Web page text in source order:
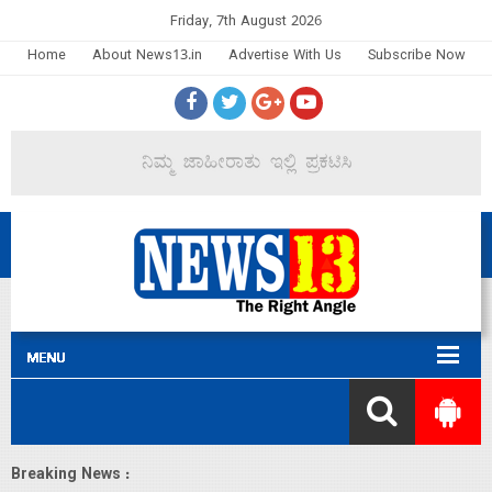
Friday, 7th August 2026
Home
About News13.in Advertise With Us Subscribe Now
Breaking News :